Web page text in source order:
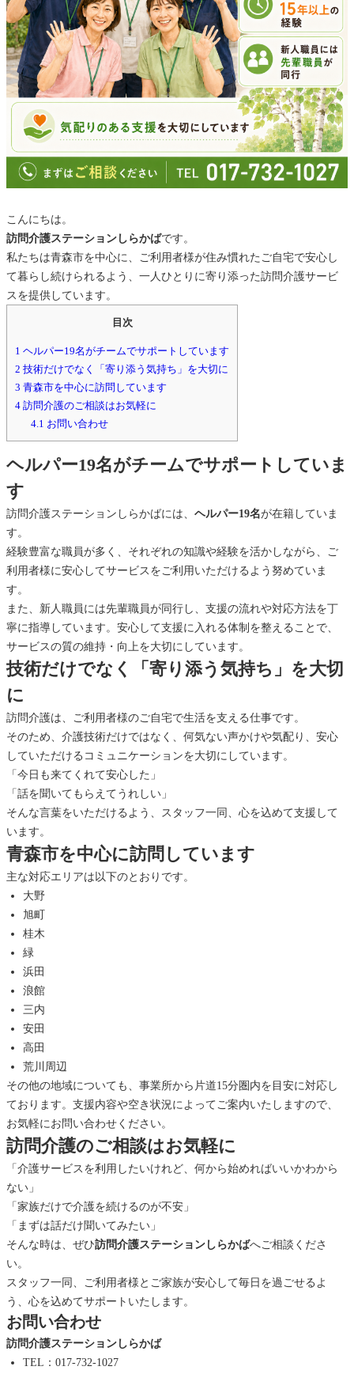
訪
問
介
護
ス
テ
ー
シ
ョ
ン
し
ら
か
ば
こんにちは。
訪問介護ステーションしらかばです。
私たちは青森市を中心に、ご利用者様が住み慣れたご自宅で安心し
て暮らし続けられるよう、一人ひとりに寄り添った訪問介護サービ
スを提供しています。
目次
1 ヘルパー19名がチームでサポートしています
2 技術だけでなく「寄り添う気持ち」を大切に
3 青森市を中心に訪問しています
4 訪問介護のご相談はお気軽に
4.1 お問い合わせ
ヘルパー19名がチームでサポートしていま
す
訪問介護ステーションしらかばには、 ヘルパー19名が在籍していま
す。
経験豊富な職員が多く、それぞれの知識や経験を活かしながら、ご
利用者様に安心してサービスをご利用いただけるよう努めていま
す。
また、新人職員には先輩職員が同行し、支援の流れや対応方法を丁
寧に指導しています。安心して支援に入れる体制を整えることで、
サービスの質の維持・向上を大切にしています。
技術だけでなく「寄り添う気持ち」を大切
に
訪問介護は、ご利用者様のご自宅で生活を支える仕事です。
そのため、介護技術だけではなく、何気ない声かけや気配り、安心
していただけるコミュニケーションを大切にしています。
「今日も来てくれて安心した」
「話を聞いてもらえてうれしい」
そんな言葉をいただけるよう、スタッフ一同、心を込めて支援して
います。
青森市を中心に訪問しています
主な対応エリアは以下のとおりです。
大野
旭町
桂木
緑
浜田
浪館
三内
安田
高田
荒川周辺
その他の地域についても、事業所から片道15分圏内を目安に対応し
ております。支援内容や空き状況によってご案内いたしますので、
お気軽にお問い合わせください。
訪問介護のご相談はお気軽に
「介護サービスを利用したいけれど、何から始めればいいかわから
ない」
「家族だけで介護を続けるのが不安」
「まずは話だけ聞いてみたい」
そんな時は、ぜひ訪問介護ステーションしらかばへご相談くださ
い。
スタッフ一同、ご利用者様とご家族が安心して毎日を過ごせるよ
う、心を込めてサポートいたします。
お問い合わせ
訪問介護ステーションしらかば
TEL：017-732-1027